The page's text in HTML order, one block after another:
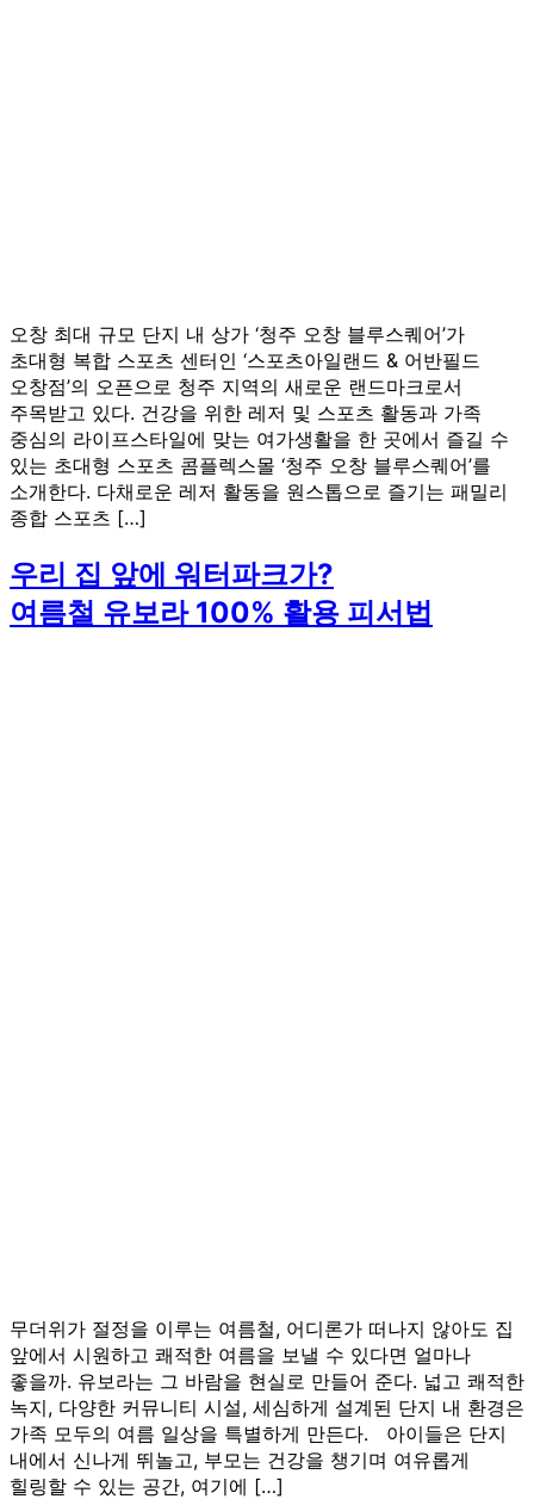
오창 최대 규모 단지 내 상가 ‘청주 오창 블루스퀘어’가
초대형 복합 스포츠 센터인 ‘스포츠아일랜드 & 어반필드
오창점’의 오픈으로 청주 지역의 새로운 랜드마크로서
주목받고 있다. 건강을 위한 레저 및 스포츠 활동과 가족
중심의 라이프스타일에 맞는 여가생활을 한 곳에서 즐길 수
있는 초대형 스포츠 콤플렉스몰 ‘청주 오창 블루스퀘어’를
소개한다. 다채로운 레저 활동을 원스톱으로 즐기는 패밀리
종합 스포츠 […]
우리 집 앞에 워터파크가?
여름철 유보라 100% 활용 피서법
무더위가 절정을 이루는 여름철, 어디론가 떠나지 않아도 집
앞에서 시원하고 쾌적한 여름을 보낼 수 있다면 얼마나
좋을까. 유보라는 그 바람을 현실로 만들어 준다. 넓고 쾌적한
녹지, 다양한 커뮤니티 시설, 세심하게 설계된 단지 내 환경은
가족 모두의 여름 일상을 특별하게 만든다. 아이들은 단지
내에서 신나게 뛰놀고, 부모는 건강을 챙기며 여유롭게
힐링할 수 있는 공간, 여기에 […]